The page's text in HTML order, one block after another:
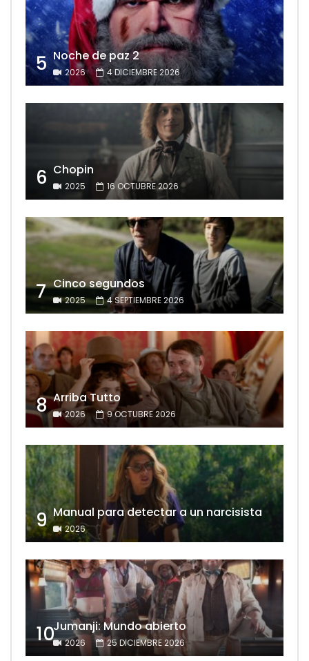
5 Noche de paz 2
2026 4 DICIEMBRE 2026
6 Chopin
2025 16 OCTUBRE 2026
7 Cinco segundos
2025 4 SEPTIEMBRE 2026
8 Arriba Tutto
2026 9 OCTUBRE 2026
9 Manual para detectar a un narcisista
2026
10Jumanji: Mundo abierto
2026 25 DICIEMBRE 2026